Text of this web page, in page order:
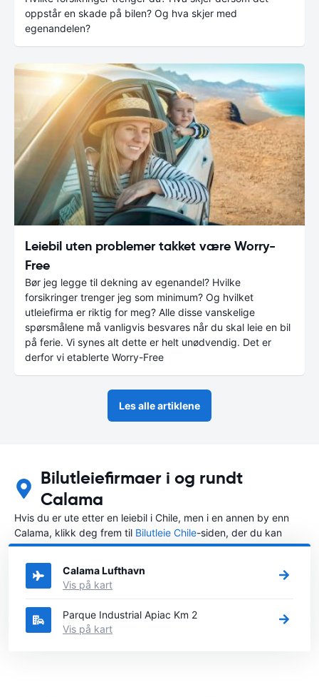
oppstår en skade på bilen? Og hva skjer med
egenandelen?
Leiebil uten problemer takket være Worry-
Free
Bør jeg legge til dekning av egenandel? Hvilke
forsikringer trenger jeg som minimum? Og hvilket
utleiefirma er riktig for meg? Alle disse vanskelige
spørsmålene må vanligvis besvares når du skal leie en bil
på ferie. Vi synes alt dette er helt unødvendig. Det er
derfor vi etablerte Worry-Free
Les alle artiklene
Bilutleiefirmaer i og rundt
Calama
Hvis du er ute etter en leiebil i Chile, men i en annen by enn
Calama, klikk deg frem til Bilutleie Chile-siden, der du kan
velge byen i Chile der du vil leie en bil.
Calama Lufthavn
Vis på kart
Parque Industrial Apiac Km 2
Vis på kart